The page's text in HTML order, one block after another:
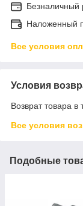
Безналичный
Наложенный
Все условия
Условия
Возврат товара в
Все условия
Подобные